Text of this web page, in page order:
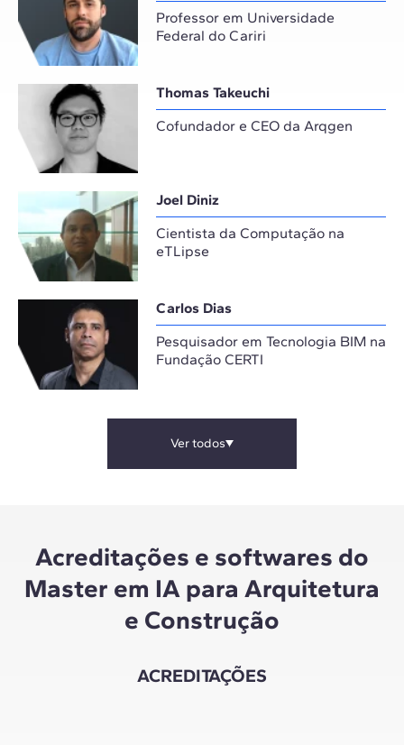
Professor em Universidade
Federal do Cariri
Thomas Takeuchi
Cofundador e CEO da Arqgen
Joel Diniz
Cientista da Computação na
eTLipse
Carlos Dias
Pesquisador em Tecnologia BIM na
Fundação CERTI
Ver todos
Acreditações e softwares do
Master em IA para Arquitetura
e Construção
ACREDITAÇÕES